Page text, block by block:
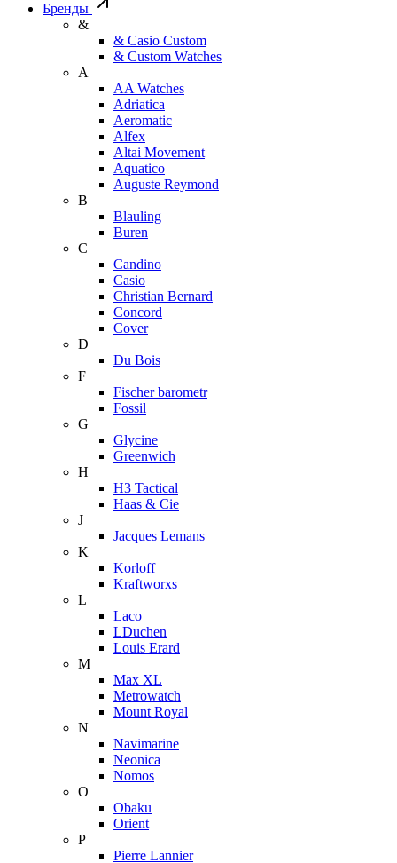
Бренды
&
& Casio Custom
& Custom Watches
A
AA Watches
Adriatica
Aeromatic
Alfex
Altai Movement
Aquatico
Auguste Reymond
B
Blauling
Buren
C
Candino
Casio
Christian Bernard
Concord
Cover
D
Du Bois
F
Fischer barometr
Fossil
G
Glycine
Greenwich
H
H3 Tactical
Haas & Cie
J
Jacques Lemans
K
Korloff
Kraftworxs
L
Laco
LDuchen
Louis Erard
M
Max XL
Metrowatch
Mount Royal
N
Navimarine
Neonica
Nomos
O
Obaku
Orient
P
Pierre Lannier